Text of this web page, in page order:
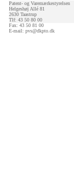
Patent- og Varemærkestyrelsen
Helgeshøj Allé 81
2630 Taastrup
Tlf: 43 50 80 00
Fax: 43 50 81 00
E-mail: pvs@dkpto.dk